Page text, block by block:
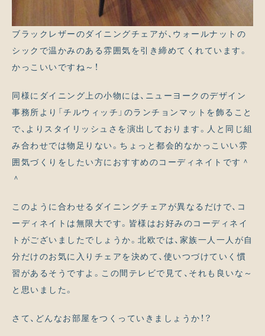
ブラックレザーのダイニングチェアが、ウォールナットの
シックで温かみのある雰囲気を引き締めてくれています。
かっこいいですね～！
同様にダイニング上の小物には、ニューヨークのデザイン
事務所より「チルウィッチ」のランチョンマットを飾ること
で、よりスタイリッシュさを演出しております。人と同じ組
み合わせでは物足りない。ちょっと都会的なかっこいい雰
囲気づくりをしたい方におすすめのコーディネイトです＾
＾
このように合わせるダイニングチェアが異なるだけで、コ
ーディネイトは無限大です。皆様はお好みのコーディネイ
トがございましたでしょうか。北欧では、家族一人一人が自
分だけのお気に入りチェアを決めて、使いつづけていく慣
習があるそうですよ。この間テレビで見て、それも良いな～
と思いました。
さて、どんなお部屋をつくっていきましょうか！？